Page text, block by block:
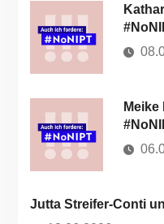
Jutta Streifer-Conti